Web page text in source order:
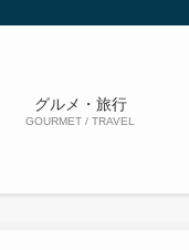
グルメ・旅行
GOURMET / TRAVEL